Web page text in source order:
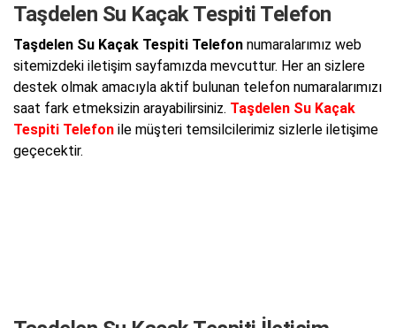
Taşdelen Su Kaçak Tespiti Telefon
Taşdelen Su Kaçak Tespiti Telefon numaralarımız web
sitemizdeki iletişim sayfamızda mevcuttur. Her an sizlere
destek olmak amacıyla aktif bulunan telefon numaralarımızı
saat fark etmeksizin arayabilirsiniz. Taşdelen Su Kaçak
Tespiti Telefon ile müşteri temsilcilerimiz sizlerle iletişime
geçecektir.